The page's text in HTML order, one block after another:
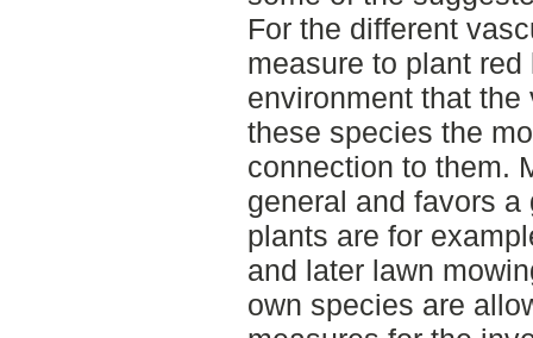
For the different
measure to plant
environment that
these species the
connection to them.
general and favors
plants are for
and later lawn
own species are